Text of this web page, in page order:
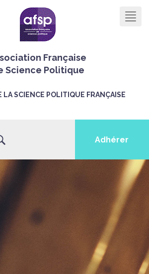
Française
Science Politique
LA SCIENCE POLITIQUE FRANÇAISE
Adhérer